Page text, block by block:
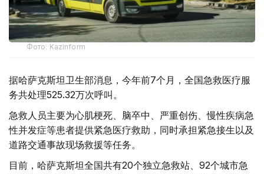
Фото: Kazinform
据哈萨克斯坦卫生部消息，今年前7个月，全国急救医疗服
务共处理525.32万次呼叫。
急救人员主要为心肌梗死、脑卒中、严重创伤、慢性疾病急
性并发症等患者提供紧急医疗救助，同时承担紧急接生以及
道路交通事故现场救援等任务。
目前，哈萨克斯坦全国共有20个独立急救站、92个城市急